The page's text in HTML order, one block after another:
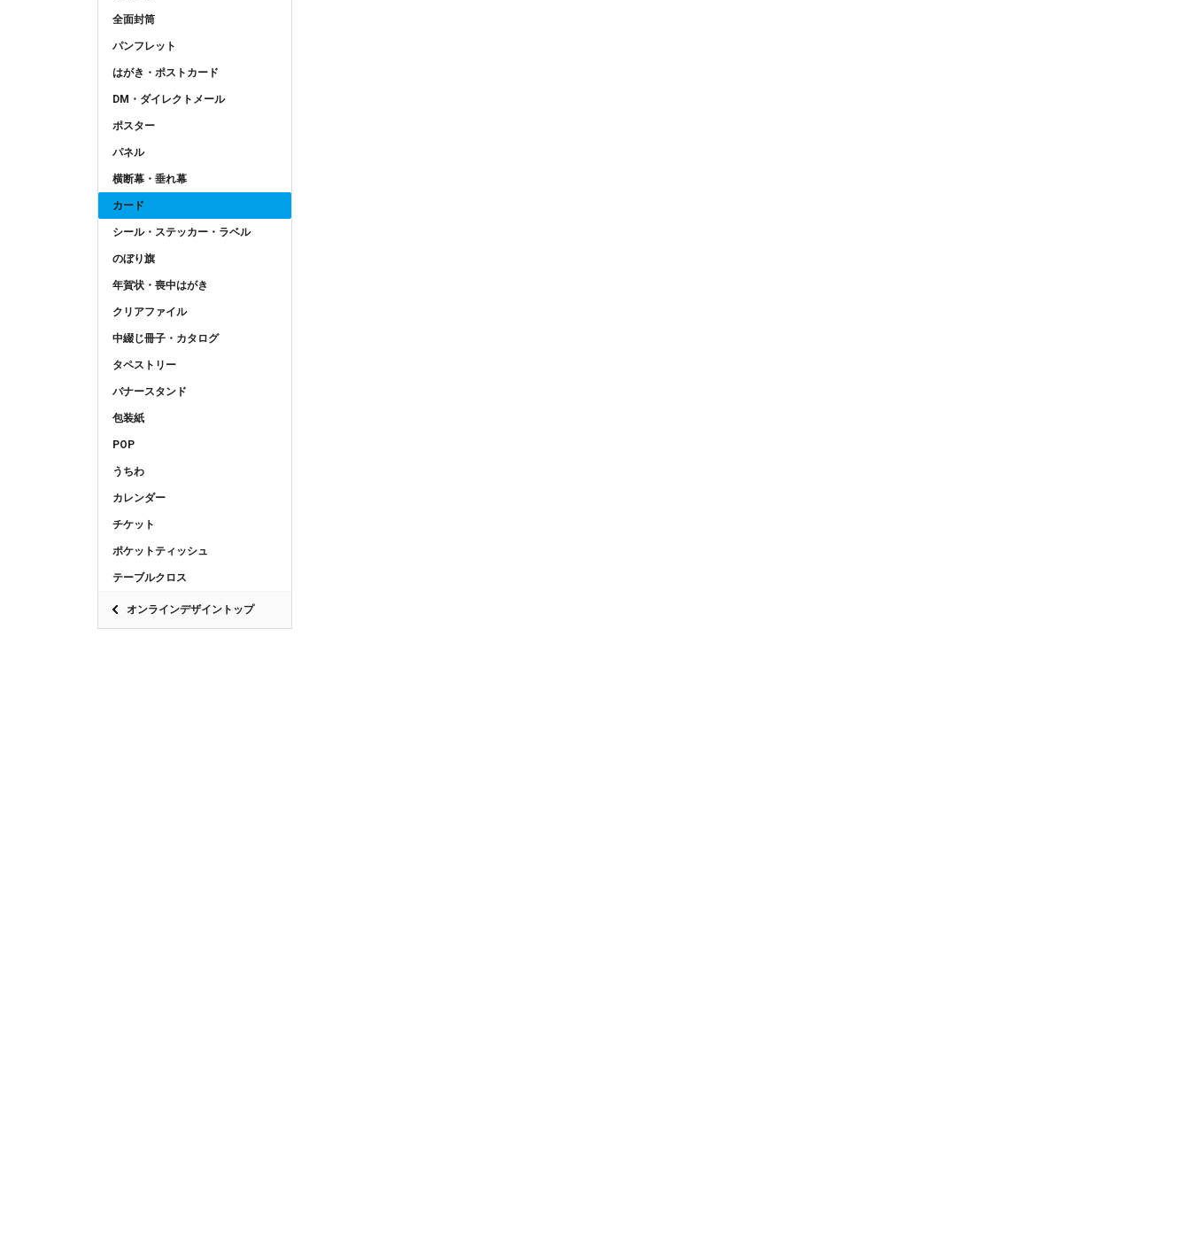
全面封筒
パンフレット
はがき・ポストカード
DM・ダイレクトメール
ポスター
パネル
横断幕・垂れ幕
カード
シール・ステッカー・ラベル
のぼり旗
年賀状・喪中はがき
クリアファイル
中綴じ冊子・カタログ
タペストリー
バナースタンド
包装紙
POP
うちわ
カレンダー
チケット
ポケットティッシュ
テーブルクロス
オンラインデザイントップ